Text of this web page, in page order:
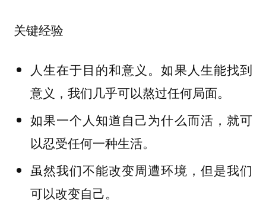
关键经验
人生在于目的和意义。如果人生能找到
意义，我们几乎可以熬过任何局面。
如果一个人知道自己为什么而活，就可
以忍受任何一种生活。
虽然我们不能改变周遭环境，但是我们
可以改变自己。